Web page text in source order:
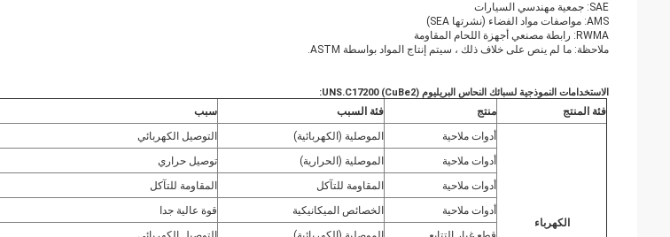
SAE: جمعية مهندسي السيارات
AMS: مواصفات مواد الفضاء (نشرتها SEA)
RWMA: رابطة مصنعي أجهزة اللحام المقاومة
ملاحظة: ما لم ينص على خلاف ذلك ، سيتم إنتاج المواد بواسطة ASTM.
الاستخدامات النموذجية لسبائك النحاس البريليوم UNS.C17200 (CuBe2):
فئة المنتج منتج فئة السبب سبب
الكهرباء
أدوات ملاحية الموصلية (الكهربائية)
التوصيل الكهربائي
أدوات ملاحية
الموصلية (الحرارية)
توصيل حراري
أدوات ملاحية
المقاومة للتآكل
المقاومة للتآكل
أدوات ملاحية
الخصائص الميكانيكية
قوة عالية جدا